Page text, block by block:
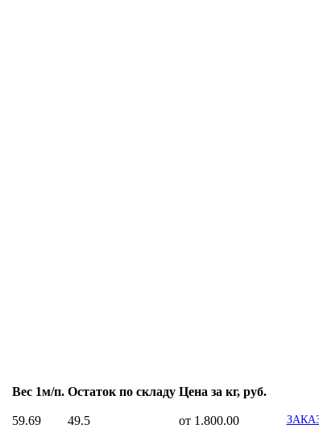
Вес 1м/п. Остаток по складу Цена за кг, руб.
59.69 49.5 от 1.800.00